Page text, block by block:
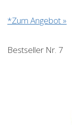
*Zum Angebot »
Bestseller Nr. 7